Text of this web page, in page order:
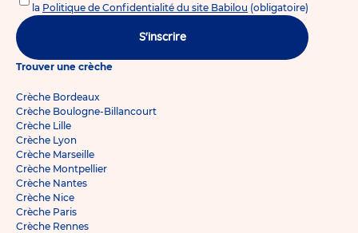
la Politique de Confidentialité du site Babilou (obligatoire)
S'inscrire
Trouver une crèche
Crèche Bordeaux
Crèche Boulogne-Billancourt
Crèche Lille
Crèche Lyon
Crèche Marseille
Crèche Montpellier
Crèche Nantes
Crèche Nice
Crèche Paris
Crèche Rennes